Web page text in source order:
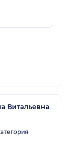
Витальевна